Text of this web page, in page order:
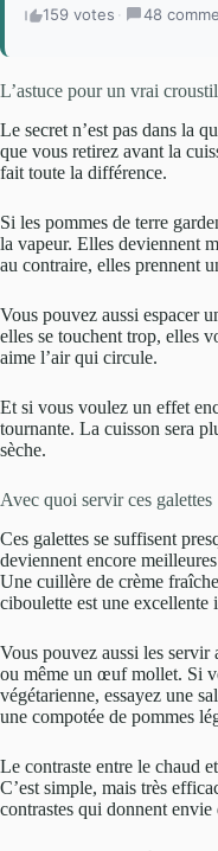
159 votes · 48
L’astuce pour un vrai
Le secret n’est pas dans la
que vous retirez avant la
fait toute la différence.
Si les pommes de terre
la vapeur. Elles deviennent
au contraire, elles prennent
Vous pouvez aussi espacer
elles se touchent trop, elles
aime l’air qui circule.
Et si vous voulez un effet
tournante. La cuisson sera
sèche.
Avec quoi servir ces galettes
Ces galettes se suffisent
deviennent encore
Une cuillère de crème
ciboulette est une excellente
Vous pouvez aussi les
ou même un œuf mollet. Si
végétarienne, essayez une
une compotée de pommes
Le contraste entre le chaud
C’est simple, mais très
contrastes qui donnent envie